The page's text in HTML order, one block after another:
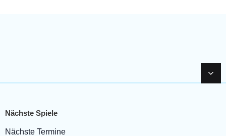
Nächste Spiele
Nächste Termine